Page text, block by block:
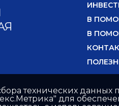
В
В
технических
для